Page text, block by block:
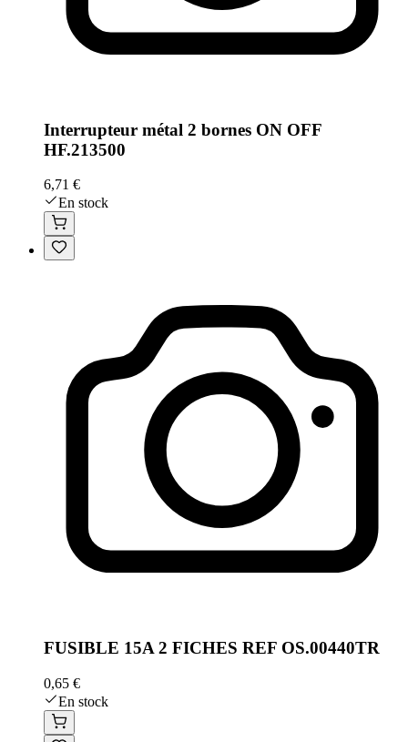
Interrupteur métal 2 bornes ON OFF
HF.213500
6,71 €
En stock
FUSIBLE 15A 2 FICHES REF OS.00440TR
0,65 €
En stock